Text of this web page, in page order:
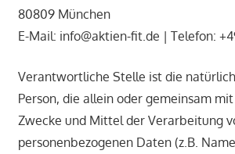
80809 München
E-Mail: info@aktien-fit.de | Telefon:
Verantwortliche Stelle ist die
Person, die allein oder gemeinsam
Zwecke und Mittel der Verarbeitung
personenbezogenen Daten (z.B.